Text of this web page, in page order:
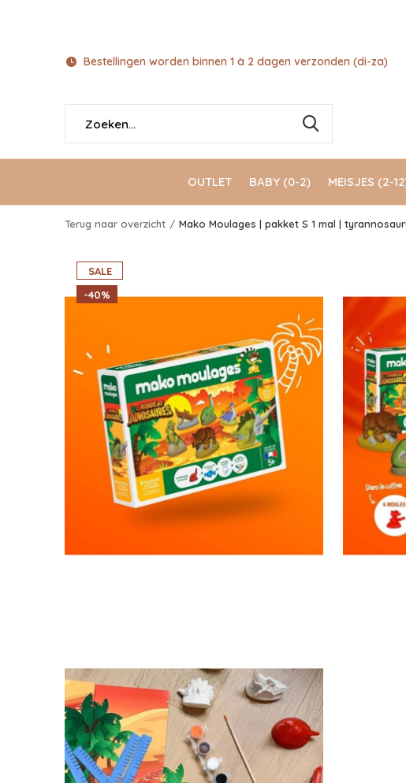
OUTLET BABY (0-2) MEISJES (2-
Bestellingen worden binnen 1 à 2 dagen verzonden (di-za)
Terug naar overzicht Mako Moulages | pakket S 1 mal |
SALE
-40%